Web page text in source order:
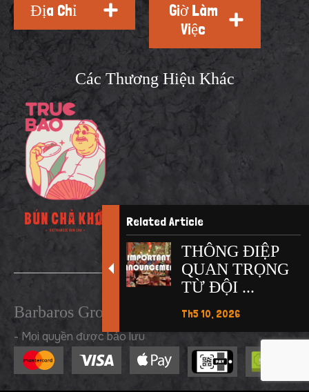
Related Article
THÔNG ĐIỆP
QUAN TRỌNG
TỪ ĐỘI ...
Th5 10, 2026
Địa Chỉ
Giờ Làm
Việc
Các Thương Hiệu Khác
Barbaros Group © 2026
- Mọi quyền được bảo lưu